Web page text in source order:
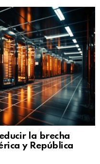
la brecha
y República